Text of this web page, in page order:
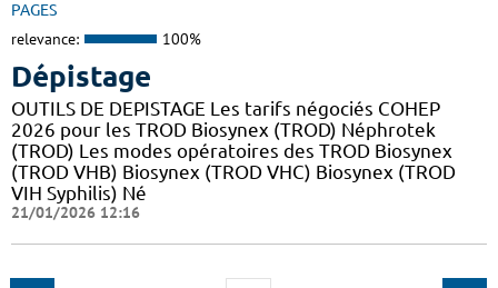
PAGES
relevance: 100%
Dépistage
OUTILS DE DEPISTAGE Les tarifs négociés COHEP
2026 pour les TROD Biosynex (TROD) Néphrotek
(TROD) Les modes opératoires des TROD Biosynex
(TROD VHB) Biosynex (TROD VHC) Biosynex (TROD
VIH Syphilis) Né
21/01/2026 12:16